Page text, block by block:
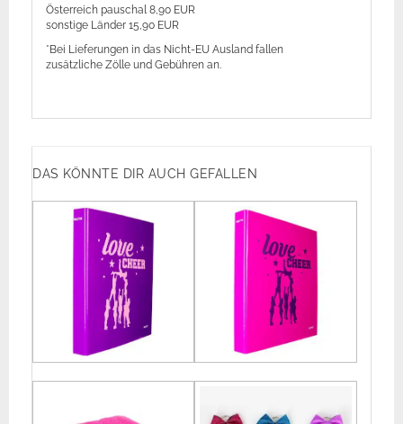
Österreich pauschal 8,90 EUR
sonstige Länder 15,90 EUR
*Bei Lieferungen in das Nicht-EU Ausland fallen
zusätzliche Zölle und Gebühren an.
DAS KÖNNTE DIR AUCH GEFALLEN